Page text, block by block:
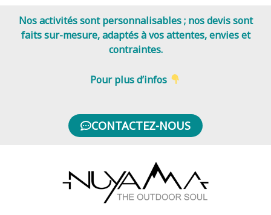
Nos activitéssont personnalisables ; nosdevissont
faitssur-mesure,adaptés à vos attentes, envies et
contraintes.
Pour plus d’infos
CONTACTEZ-NOUS